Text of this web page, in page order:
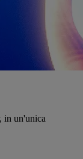
in un'unica